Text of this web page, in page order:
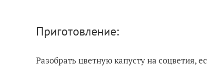
Приготовление:
Разобрать цветную капусту на соцветия,